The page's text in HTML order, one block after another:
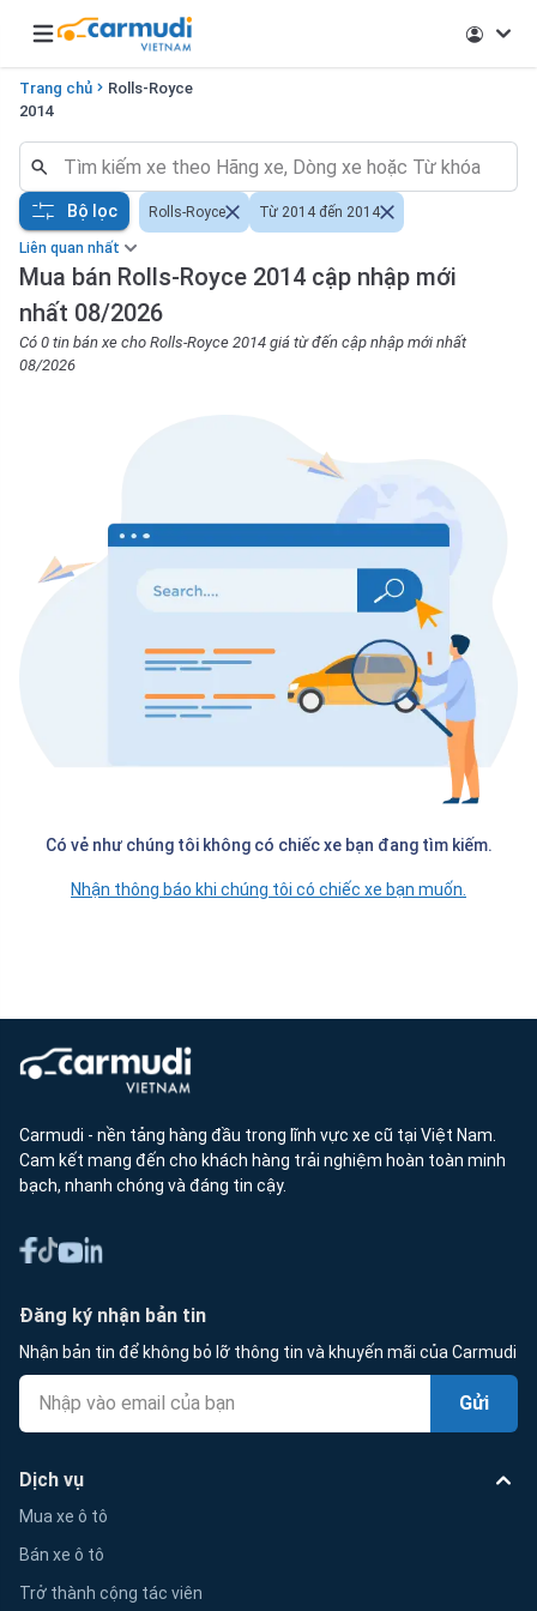
Open main menu
Trang chủ
Rolls-Royce
2014
Liên quan nhất
Mua bán Rolls-Royce 2014 cập nhập mới
nhất 08/2026
Có 0 tin bán xe cho Rolls-Royce 2014 giá từ đến cập nhập mới nhất
08/2026
Bộ lọc Rolls-Royce Từ 2014 đến 2014
Có vẻ như chúng tôi không có chiếc xe bạn đang tìm kiếm.
Nhận thông báo khi chúng tôi có chiếc xe bạn muốn.
Carmudi - nền tảng hàng đầu trong lĩnh vực xe cũ tại Việt Nam.
Cam kết mang đến cho khách hàng trải nghiệm hoàn toàn minh
bạch, nhanh chóng và đáng tin cậy.
Đăng ký nhận bản tin
Nhận bản tin để không bỏ lỡ thông tin và khuyến mãi của Carmudi
Gửi
Dịch vụ
Mua xe ô tô
Bán xe ô tô
Trở thành cộng tác viên